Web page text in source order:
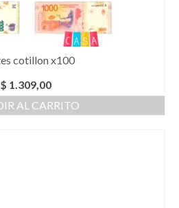
cotillon x100
$ 1.309,00
AL CARRITO